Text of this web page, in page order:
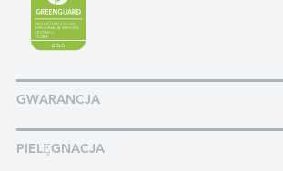
GWARANCJA
PIELĘGNACJA